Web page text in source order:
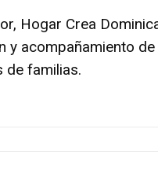
Hogar Crea
y acompañamiento
de familias.